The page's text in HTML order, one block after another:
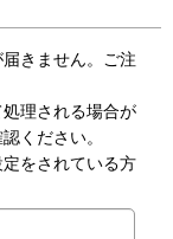
きません。ご注
理される場合が
ください。
をされている方